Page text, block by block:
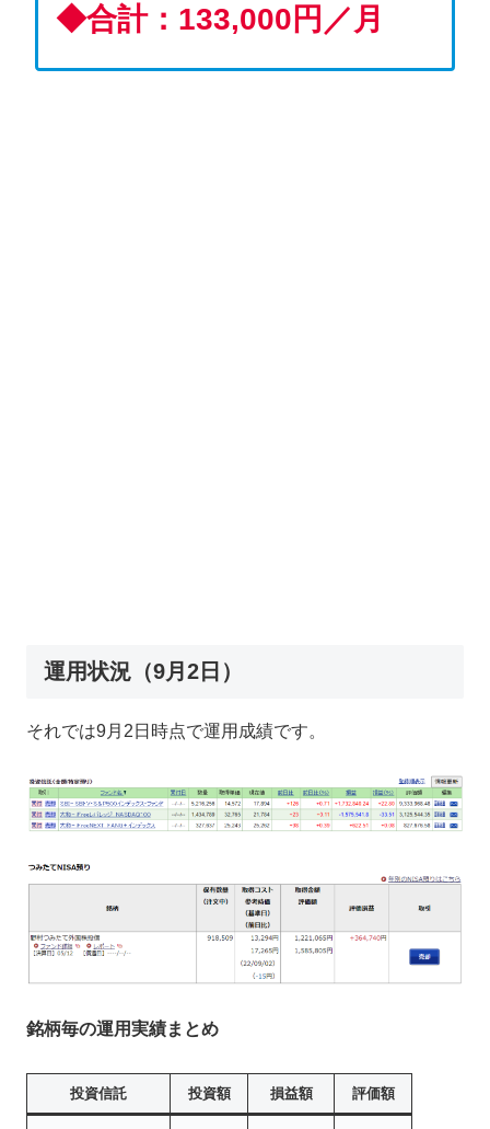
◆合計：133,000円／月
運用状況（9月2日）
それでは9月2日時点で運用成績です。
銘柄毎の運用実績まとめ
投資信託 投資額 損益額 評価額